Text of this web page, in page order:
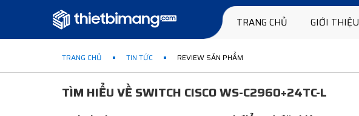
TRANG CHỦ GIỚI THIỆU
TRANG CHỦ TIN TỨC REVIEW SẢN PHẨM
TÌM HIỂU VỀ SWITCH CISCO WS-C2960+24TC-L